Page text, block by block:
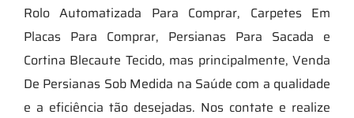
Rolo Automatizada Para Comprar, Carpetes Em
Placas Para Comprar, Persianas Para Sacada e
Cortina Blecaute Tecido, mas principalmente, Venda
De Persianas Sob Medida na Saúde com a qualidade
e a eficiência tão desejadas. Nos contate e realize